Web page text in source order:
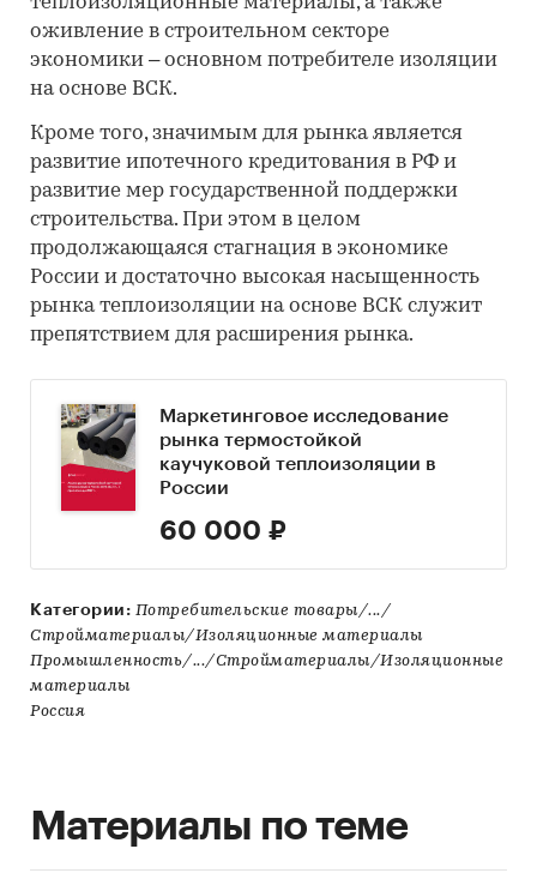
оживление в строительном секторе
экономики – основном потребителе изоляции
на основе ВСК.
Кроме того, значимым для рынка является
развитие ипотечного кредитования в РФ и
развитие мер государственной поддержки
строительства. При этом в целом
продолжающаяся стагнация в экономике
России и достаточно высокая насыщенность
рынка теплоизоляции на основе ВСК служит
препятствием для расширения рынка.
Маркетинговое исследование
рынка термостойкой
каучуковой теплоизоляции в
России
60 000 ₽
Категории: Потребительские товары/.../
Стройматериалы/Изоляционные материалы
Промышленность/.../Стройматериалы/Изоляционные
материалы
Россия
Материалы по теме